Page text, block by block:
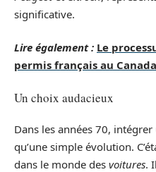
significative.
Lire également : Le
permis français au Canada
Un choix audacieux
Dans les années 70, intégrer
qu’une simple évolution.
dans le monde des voitures.